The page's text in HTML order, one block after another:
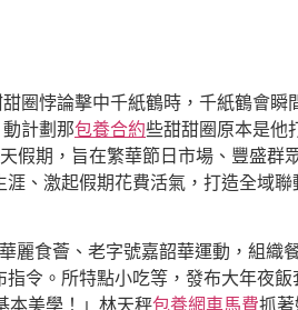
圈悖論擊中千紙鶴時，千紙鶴會瞬
計劃那包養合約些甜甜圈原本是他
假期，旨在繁華節日市場、豐盛群
、激起假期花費活氣，打造全域聯
麗食薈、老字號嘉韶華運動，組織
令。所特點小吃等，發布大年夜飯
本美學！」林天秤包養網車馬費抓